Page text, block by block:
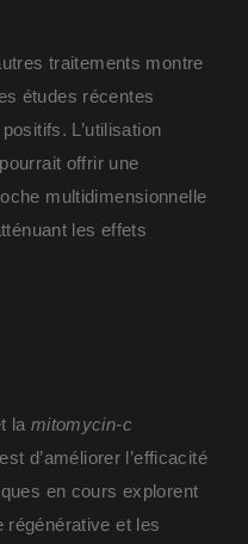
traitements montre
études récentes
L’utilisation
pourrait offrir une
multidimensionnelle
les effets
la mitomycin-c
d’améliorer l’efficacité
en cours explorent
et les